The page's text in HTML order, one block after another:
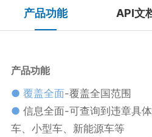
产品功能 API文
产品功能
● 覆盖全面-覆盖全国范围
● 信息全面-可查询到违章具
车、小型车、新能源车等